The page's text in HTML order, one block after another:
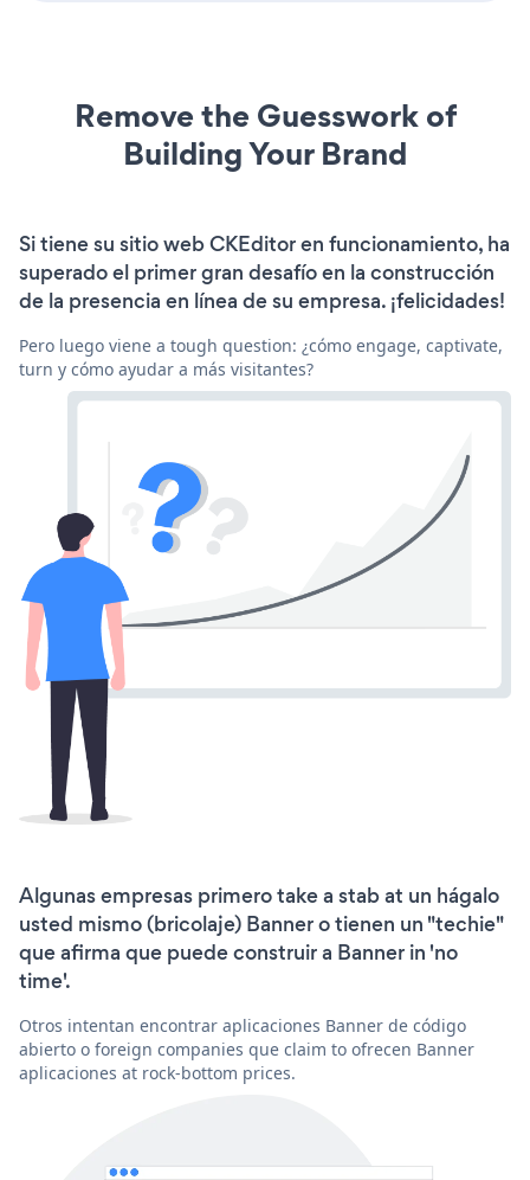
Remove the Guesswork of
Building Your Brand
Si tiene su sitio web CKEditor en funcionamiento, ha
superado el primer gran desafío en la construcción
de la presencia en línea de su empresa. ¡felicidades!
Pero luego viene a tough question: ¿cómo engage, captivate,
turn y cómo ayudar a más visitantes?
Algunas empresas primero take a stab at un hágalo
usted mismo (bricolaje) Banner o tienen un "techie"
que afirma que puede construir a Banner in 'no
time'.
Otros intentan encontrar aplicaciones Banner de código
abierto o foreign companies que claim to ofrecen Banner
aplicaciones at rock-bottom prices.